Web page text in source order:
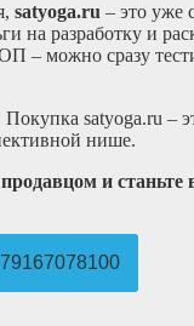
satyoga.ru – это уже
на разработку и
– можно сразу
Покупка satyoga.ru –
нише.
и